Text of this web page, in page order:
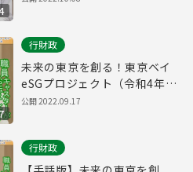
行財政
未来の東京を創る！東京ベイ
eSGプロジェクト（令和4年9
月17日 東京ウィークリーニュ
公開2022.09.17
行財政